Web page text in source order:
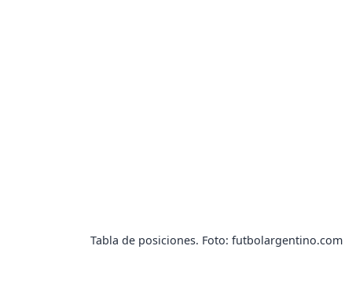
Tabla de posiciones. Foto: futbolargentino.com